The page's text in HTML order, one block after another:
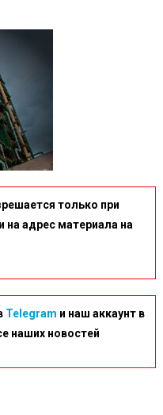
только при
на адрес материала на
Telegram и наш аккаунт в
наших новостей